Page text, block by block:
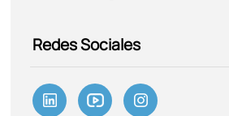
Redes Sociales